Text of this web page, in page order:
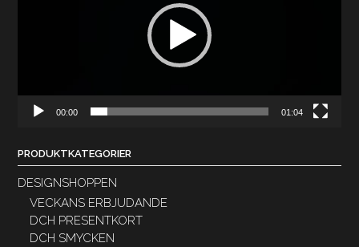
00:00 01:04
PRODUKTKATEGORIER
DESIGNSHOPPEN
VECKANS ERBJUDANDE
DCH PRESENTKORT
DCH SMYCKEN